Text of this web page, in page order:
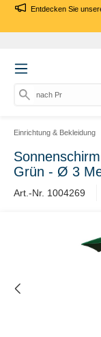
Entdecken Sie
nach Prod
Einrichtung & Bekleidung
Grün - Ø 3
Art.-Nr. 1004269